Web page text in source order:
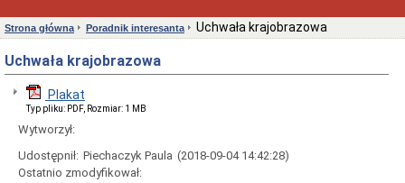
Statut
i
struktura
Urzędu
Obwieszczenia
Burmistrza
Interpretacje
Burmistrza
Ogłoszenia
Strona główna Poradnik interesanta Uchwała krajobrazowa
Uchwała krajobrazowa
Plakat
Typ pliku: PDF, Rozmiar: 1 MB
Wytworzył:
Udostępnił: Piechaczyk Paula (2018-09-04 14:42:28)
Ostatnio zmodyfikował: